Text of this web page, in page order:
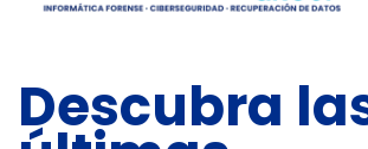
Descubra